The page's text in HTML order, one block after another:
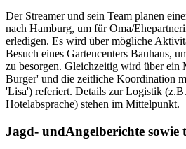
Der Streamer und sein Team planen
nach Hamburg, um für Oma/
erledigen. Es wird über mögliche
Besuch eines Gartencenters Bauhaus,
zu besorgen. Gleichzeitig wird über ein
Burger' und die zeitliche Koordination
'Lisa') referiert. Details zur Logistik
Hotelabsprache) stehen im Mittelpunkt.
Jagd- undAngelberichte sowie